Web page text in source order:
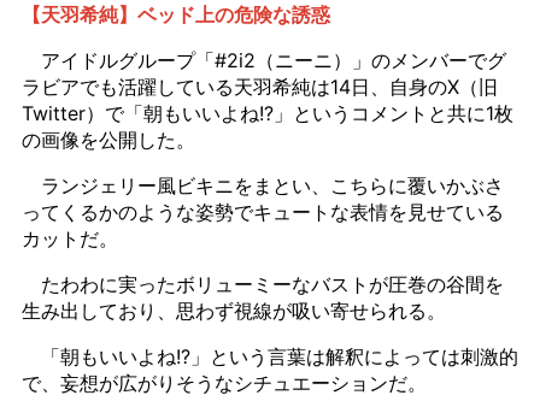
【天羽希純】ベッド上の危険な誘惑
アイドルグループ「#2i2（ニーニ）」のメンバーでグ
ラビアでも活躍している天羽希純は14日、自身のX（旧
Twitter）で「朝もいいよね!?」というコメントと共に1枚
の画像を公開した。
ランジェリー風ビキニをまとい、こちらに覆いかぶさ
ってくるかのような姿勢でキュートな表情を見せている
カットだ。
たわわに実ったボリューミーなバストが圧巻の谷間を
生み出しており、思わず視線が吸い寄せられる。
「朝もいいよね!?」という言葉は解釈によっては刺激的
で、妄想が広がりそうなシチュエーションだ。